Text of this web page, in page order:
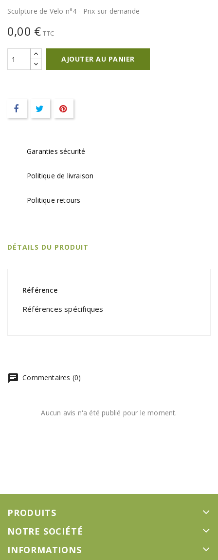
Sculpture de Velo n°4 - Prix sur demande
0,00 € TTC
AJOUTER AU PANIER
Garanties sécurité
Politique de livraison
Politique retours
DÉTAILS DU PRODUIT
Référence
Références spécifiques
chat Commentaires (0)
Aucun avis n'a été publié pour le moment.
PRODUITS
NOTRE SOCIÉTÉ
INFORMATIONS